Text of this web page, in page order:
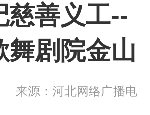
善义工--
舞剧院金山
来源：河北网络广播电